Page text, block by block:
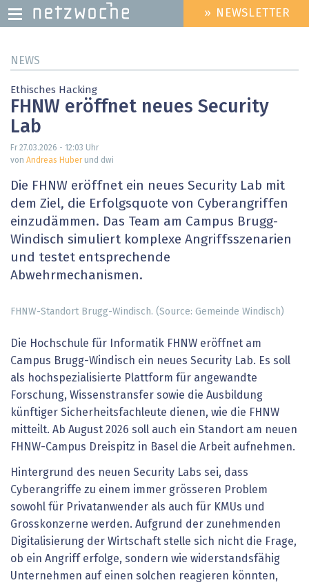
zum
HEADER
MENU
» NEWSLETTER
NEWS
Ethisches Hacking
FHNW eröffnet neues Security
Lab
Fr 27.03.2026 - 12:03 Uhr
von Andreas Huberund dwi
Die FHNW eröffnet ein neues Security Lab mit
dem Ziel, die Erfolgsquote von Cyberangriffen
einzudämmen. Das Team am Campus Brugg-
Windisch simuliert komplexe Angriffsszenarien
und testet entsprechende
Abwehrmechanismen.
FHNW-Standort Brugg-Windisch. (Source: Gemeinde Windisch)
Die Hochschule für Informatik FHNW eröffnet am
Campus Brugg-Windisch ein neues Security Lab. Es soll
als hochspezialisierte Plattform für angewandte
Forschung, Wissenstransfer sowie die Ausbildung
künftiger Sicherheitsfachleute dienen, wie die FHNW
mitteilt. Ab August 2026 soll auch ein Standort am neuen
FHNW-Campus Dreispitz in Basel die Arbeit aufnehmen.
Hintergrund des neuen Security Labs sei, dass
Cyberangriffe zu einem immer grösseren Problem
sowohl für Privatanwender als auch für KMUs und
Grosskonzerne werden. Aufgrund der zunehmenden
Digitalisierung der Wirtschaft stelle sich nicht die Frage,
ob ein Angriff erfolge, sondern wie widerstandsfähig
Unternehmen auf einen solchen reagieren könnten,